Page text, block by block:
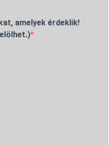
amelyek érdeklik!